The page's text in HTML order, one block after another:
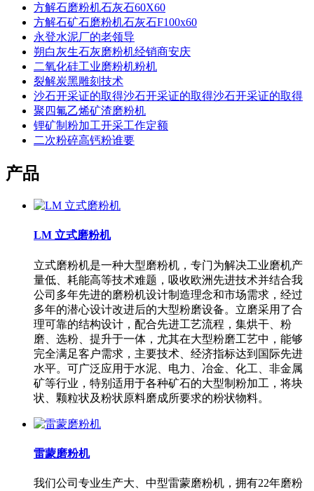
方解石磨粉机石灰石60X60
方解石矿石磨粉机石灰石F100x60
永登水泥厂的老领导
朔白灰生石灰磨粉机经销商安庆
二氧化硅工业磨粉机粉机
裂解炭黑雕刻技术
沙石开采证的取得沙石开采证的取得沙石开采证的取得
聚四氟乙烯矿渣磨粉机
锂矿制粉加工开采工作定额
二次粉碎高钙粉谁要
产品
LM 立式磨粉机
立式磨粉机是一种大型磨粉机，专门为解决工业磨机产
量低、耗能高等技术难题，吸收欧洲先进技术并结合我
公司多年先进的磨粉机设计制造理念和市场需求，经过
多年的潜心设计改进后的大型粉磨设备。立磨采用了合
理可靠的结构设计，配合先进工艺流程，集烘干、粉
磨、选粉、提升于一体，尤其在大型粉磨工艺中，能够
完全满足客户需求，主要技术、经济指标达到国际先进
水平。可广泛应用于水泥、电力、冶金、化工、非金属
矿等行业，特别适用于各种矿石的大型制粉加工，将块
状、颗粒状及粉状原料磨成所要求的粉状物料。
雷蒙磨粉机
我们公司专业生产大、中型雷蒙磨粉机，拥有22年磨粉